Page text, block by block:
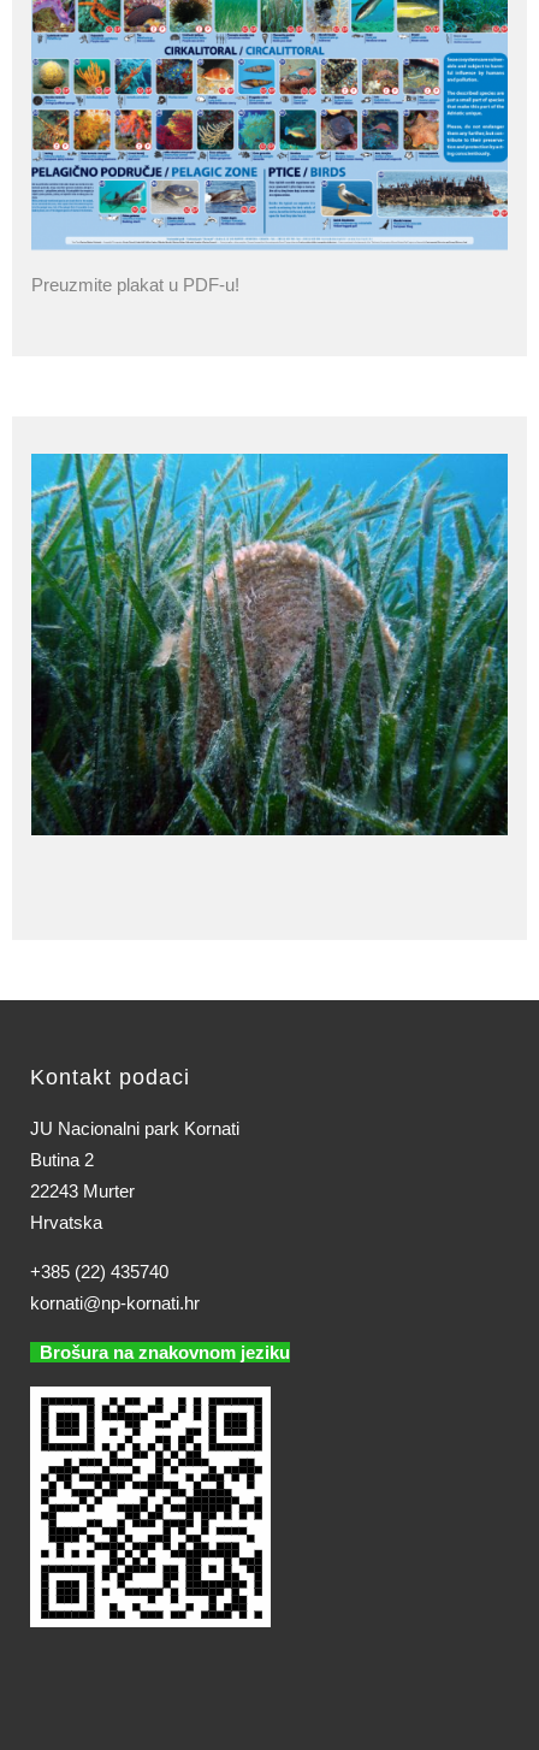
Preuzmite plakat u PDF-u!
Kontakt podaci
JU Nacionalni park Kornati
Butina 2
22243 Murter
Hrvatska
+385 (22) 435740
kornati@np-kornati.hr
Brošura na znakovnom jeziku